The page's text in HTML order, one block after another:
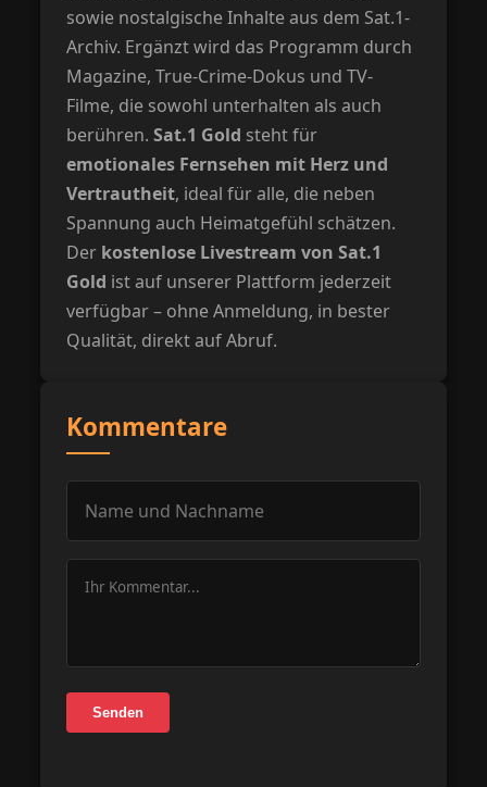
sowie nostalgische Inhalte aus dem Sat.1-
Archiv. Ergänzt wird das Programm durch
Magazine, True-Crime-Dokus und TV-
Filme, die sowohl unterhalten als auch
berühren.Sat.1 Gold steht für
emotionales Fernsehen mit Herz und
Vertrautheit, ideal für alle, die neben
Spannung auch Heimatgefühl schätzen.
Der kostenlose Livestream von Sat.1
Gold ist auf unserer Plattform jederzeit
verfügbar – ohne Anmeldung, in bester
Qualität, direkt auf Abruf.
Kommentare
Senden